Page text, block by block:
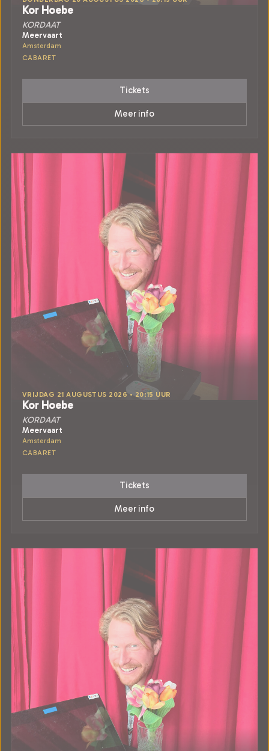
Kor Hoebe
KORDAAT
Meervaart
Amsterdam
CABARET
Tickets
Meer info
VRIJDAG 21 AUGUSTUS 2026 • 20:15 UUR
Kor Hoebe
KORDAAT
Meervaart
Amsterdam
CABARET
Tickets
Meer info